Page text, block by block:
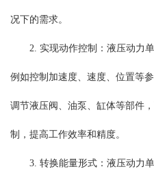
况下的需求。
2. 实现动作控制：液压动力
例如控制加速度、速度、位置等
调节液压阀、油泵、缸体等部件
制，提高工作效率和精度。
3. 转换能量形式：液压动力